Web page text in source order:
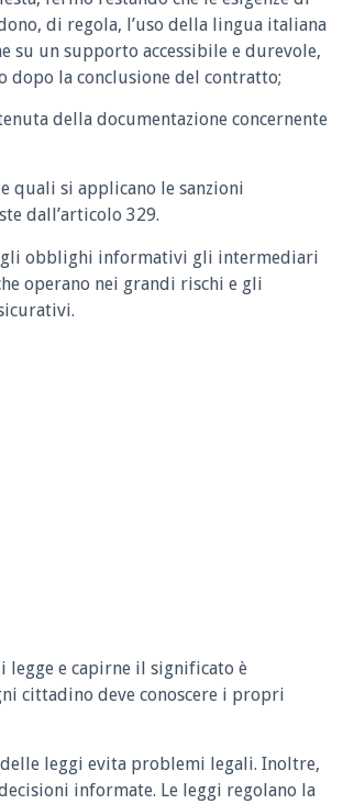
di regola, l’uso della lingua italiana
su un supporto accessibile e durevole,
la conclusione del contratto;
della documentazione concernente
quali si applicano le sanzioni
dall’articolo 329.
obblighi informativi gli intermediari
operano nei grandi rischi e gli
legge e capirne il significato è
cittadino deve conoscere i propri
leggi evita problemi legali. Inoltre,
informate. Le leggi regolano la